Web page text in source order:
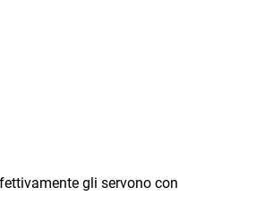
gli servono con